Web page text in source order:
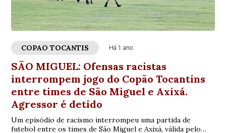
COPAO TOCANTIS Há 1 ano
SÃO MIGUEL: Ofensas racistas
interrompem jogo do Copão Tocantins
entre times de São Miguel e Axixá.
Agressor é detido
Um episódio de racismo interrompeu uma partida de
futebol entre os times de São Miguel e Axixá, válida pelo